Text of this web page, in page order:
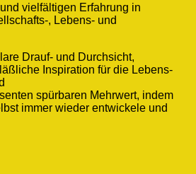
vielfältigen Erfahrung in
, Lebens- und
Drauf- und Durchsicht,
Inspiration für die Lebens-
spürbaren Mehrwert, indem
immer wieder entwickele und